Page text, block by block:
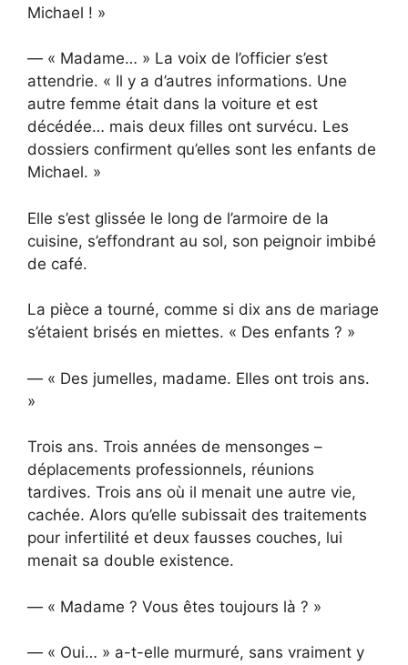
Michael ! »
— « Madame… » La voix de l’officier s’est
attendrie. « Il y a d’autres informations. Une
autre femme était dans la voiture et est
décédée… mais deux filles ont survécu. Les
dossiers confirment qu’elles sont les enfants de
Michael. »
Elle s’est glissée le long de l’armoire de la
cuisine, s’effondrant au sol, son peignoir imbibé
de café.
La pièce a tourné, comme si dix ans de mariage
s’étaient brisés en miettes. « Des enfants ? »
— « Des jumelles, madame. Elles ont trois ans.
»
Trois ans. Trois années de mensonges –
déplacements professionnels, réunions
tardives. Trois ans où il menait une autre vie,
cachée. Alors qu’elle subissait des traitements
pour infertilité et deux fausses couches, lui
menait sa double existence.
— « Madame ? Vous êtes toujours là ? »
— « Oui… » a-t-elle murmuré, sans vraiment y